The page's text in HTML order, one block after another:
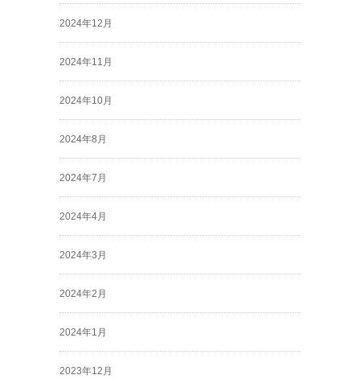
2024年12月
2024年11月
2024年10月
2024年8月
2024年7月
2024年4月
2024年3月
2024年2月
2024年1月
2023年12月